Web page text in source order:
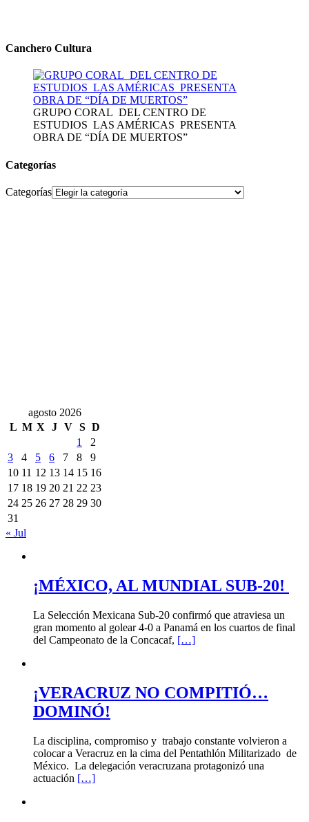
Canchero Cultura
GRUPO CORAL DEL CENTRO DE
ESTUDIOS LAS AMÉRICAS PRESENTA
OBRA DE “DÍA DE MUERTOS”
Categorías
Categorías
agosto 2026
L M X J V S D
1
2
3
4 5 6 7 8
9
10 11 12 13 14 15 16
17 18 19 20 21 22 23
24 25 26 27 28 29 30
31
« Jul
¡MÉXICO, AL MUNDIAL SUB-20!
La Selección Mexicana Sub-20 confirmó que atraviesa un
gran momento al golear 4-0 a Panamá en los cuartos de final
del Campeonato de la Concacaf, […]
¡VERACRUZ NO COMPITIÓ…
DOMINÓ!
La disciplina, compromiso y trabajo constante volvieron a
colocar a Veracruz en la cima del Pentathlón Militarizado de
México. La delegación veracruzana protagonizó una
actuación […]